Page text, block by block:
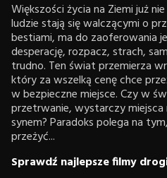
Większości życia na Ziemi już
ludzie stają się walczącymi o
bestiami, ma do zaoferowania
desperację, rozpacz, strach,
trudno. Ten świat przemierza
który za wszelką cenę chce
w bezpieczne miejsce. Czy w
przetrwanie, wystarczy miejsca
synem? Paradoks polega na
przeżyć...
Sprawdź najlepsze filmy